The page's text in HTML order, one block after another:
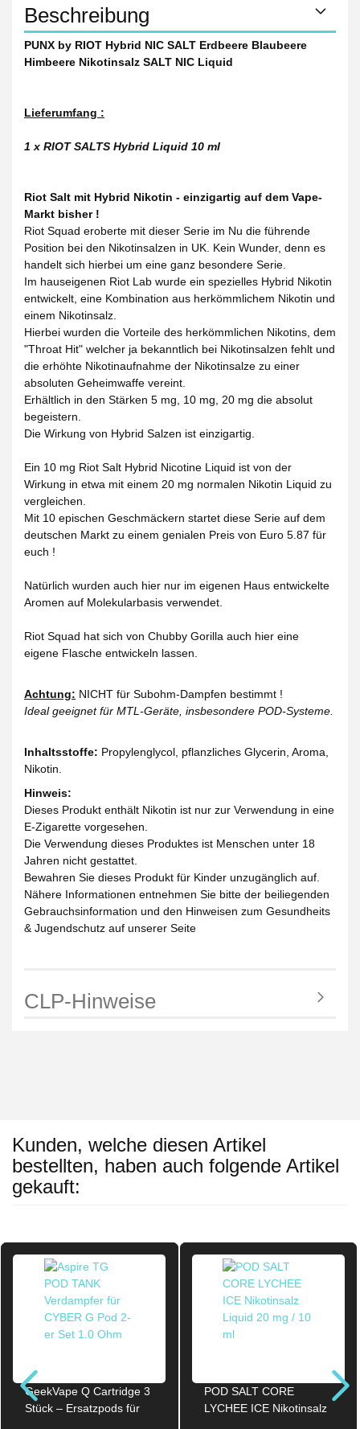
Beschreibung
PUNX by RIOT Hybrid NIC SALT Erdbeere Blaubeere
Himbeere Nikotinsalz SALT NIC Liquid
Lieferumfang :
1 x RIOT SALTS Hybrid Liquid 10 ml
Riot Salt mit Hybrid Nikotin - einzigartig auf dem Vape-
Markt bisher !
Riot Squad eroberte mit dieser Serie im Nu die führende
Position bei den Nikotinsalzen in UK. Kein Wunder, denn es
handelt sich hierbei um eine ganz besondere Serie.
Im hauseigenen Riot Lab wurde ein spezielles Hybrid Nikotin
entwickelt, eine Kombination aus herkömmlichem Nikotin und
einem Nikotinsalz.
Hierbei wurden die Vorteile des herkömmlichen Nikotins, dem
"Throat Hit" welcher ja bekanntlich bei Nikotinsalzen fehlt und
die erhöhte Nikotinaufnahme der Nikotinsalze zu einer
absoluten Geheimwaffe vereint.
Erhältlich in den Stärken 5 mg, 10 mg, 20 mg die absolut
begeistern.
Die Wirkung von Hybrid Salzen ist einzigartig.
Ein 10 mg Riot Salt Hybrid Nicotine Liquid ist von der
Wirkung in etwa mit einem 20 mg normalen Nikotin Liquid zu
vergleichen.
Mit 10 epischen Geschmäckern startet diese Serie auf dem
deutschen Markt zu einem genialen Preis von Euro 5.87 für
euch !
Natürlich wurden auch hier nur im eigenen Haus entwickelte
Aromen auf Molekularbasis verwendet.
Riot Squad hat sich von Chubby Gorilla auch hier eine
eigene Flasche entwickeln lassen.
Achtung: NICHT für Subohm-Dampfen bestimmt !
Ideal geeignet für MTL-Geräte, insbesondere POD-Systeme.
Inhaltsstoffe: Propylenglycol, pflanzliches Glycerin, Aroma,
Nikotin.
Hinweis:
Dieses Produkt enthält Nikotin ist nur zur Verwendung in eine
E-Zigarette vorgesehen.
Die Verwendung dieses Produktes ist Menschen unter 18
Jahren nicht gestattet.
Bewahren Sie dieses Produkt für Kinder unzugänglich auf.
Nähere Informationen entnehmen Sie bitte der beiliegenden
Gebrauchsinformation und den Hinweisen zum Gesundheits
& Jugendschutz auf unserer Seite
CLP-Hinweise
Kunden, welche diesen Artikel
bestellten, haben auch folgende Artikel
gekauft:
GeekVape Q Cartridge 3
Stück – Ersatzpods für
POD SALT CORE
LYCHEE ICE Nikotinsalz